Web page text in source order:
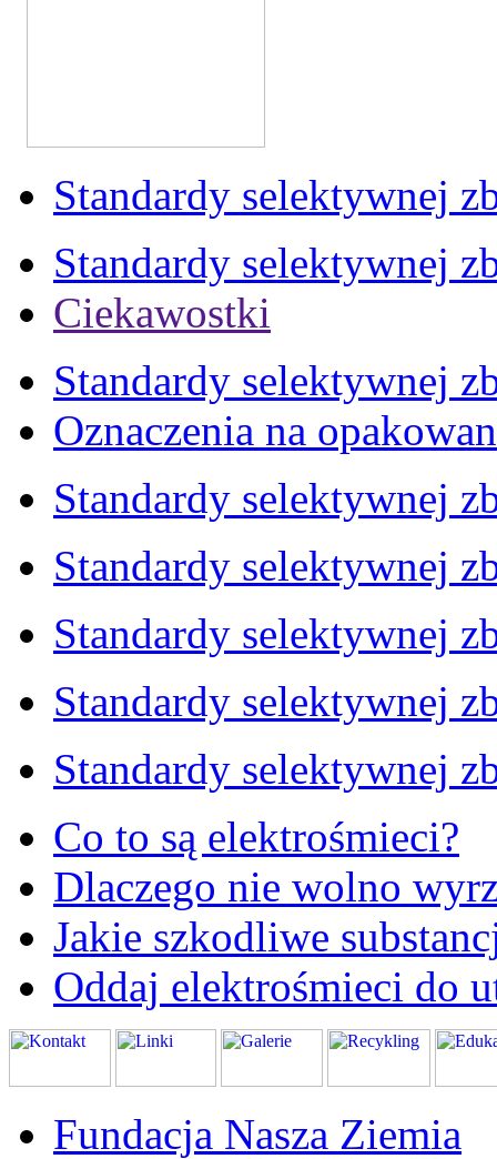
Standardy selektywnej
Standardy selektywnej
Ciekawostki
Standardy selektywnej
Oznaczenia na
Standardy selektywnej
Standardy selektywnej
Standardy selektywnej
Standardy selektywnej
Standardy selektywnej
Co to są elektrośmieci?
Dlaczego nie wolno
Jakie szkodliwe
Oddaj elektrośmieci do
Fundacja Nasza Ziemia